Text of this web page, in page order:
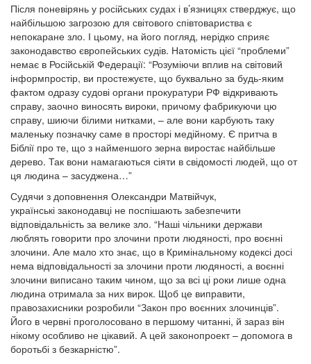
Після поневірянь у російських судах і в’язницях стверджує, що
найбільшою загрозою для світового співтовариства є
непокаране зло. І цьому, на його погляд, нерідко сприяє
законодавство європейських судів. Натомість цієї “проблеми”
немає в Російській Федерації: “Розуміючи вплив на світовий
інформпростір, ви простежуєте, що буквально за будь-яким
фактом одразу судові органи прокуратури РФ відкривають
справу, заочно виносять вироки, причому фабрикуючи цю
справу, шиючи білими нитками, – але вони карбують таку
маленьку позначку саме в просторі медійному. Є притча в
Біблії про те, що з найменшого зерна виростає найбільше
дерево. Так вони намагаються сіяти в свідомості людей, що от
ця людина – засуджена…”
Судячи з доповнення Олександри Матвійчук,
українські законодавці не поспішають забезпечити
відповідальність за велике зло. “Наші чільники держави
люблять говорити про злочини проти людяності, про воєнні
злочини. Але мало хто знає, що в Кримінальному кодексі досі
нема відповідальності за злочини проти людяності, а воєнні
злочини виписано таким чином, що за всі ці роки лише одна
людина отримала за них вирок. Щоб це виправити,
правозахисники розробили “Закон про воєнних злочинців”.
Його в червні проголосовано в першому читанні, й зараз він
нікому особливо не цікавий. А цей законопроект – допомога в
боротьбі з безкарністю”.